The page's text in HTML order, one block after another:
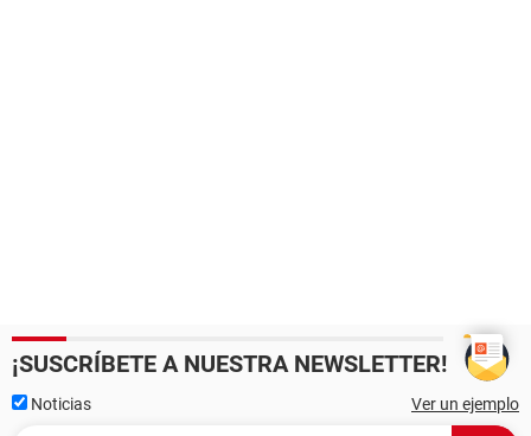
¡SUSCRÍBETE A NUESTRA NEWSLETTER!
Noticias Ver un ejemplo